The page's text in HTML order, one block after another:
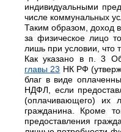
индивидуальными
числе коммунальных
Таким образом, доход
за физическое лицо
лишь при условии, что
Как указано в п. 3
главы 23 НК РФ
благ в виде
НДФЛ, если
(оплачивающего) их
гражданина. Кроме
предоставления